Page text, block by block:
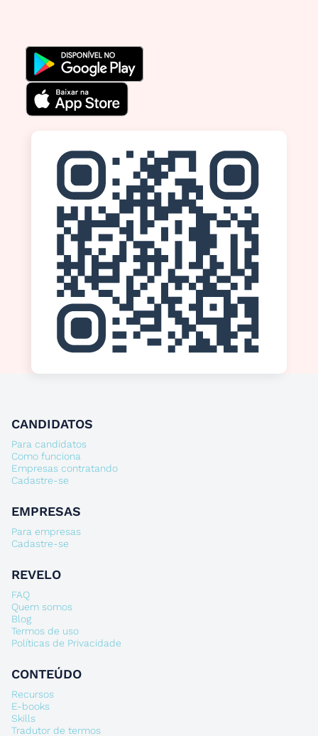
CANDIDATOS
Para candidatos
Como funciona
Empresas contratando
Cadastre-se
EMPRESAS
Para empresas
Cadastre-se
REVELO
FAQ
Quem somos
Blog
Termos de uso
Políticas de Privacidade
CONTEÚDO
Recursos
E-books
Skills
Tradutor de termos